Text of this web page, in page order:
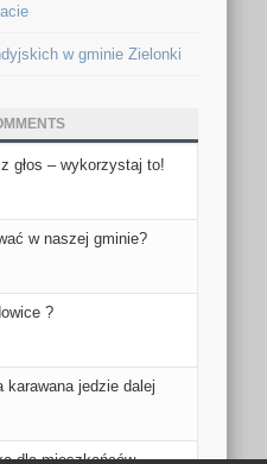
w gminie Zielonki
głos – wykorzystaj to!
w naszej gminie?
?
jedzie dalej
dla mieszkańców